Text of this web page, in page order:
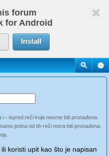
forum
for Android
Install
i - ispred reči koja nesme biti pronađena.
jedna od tih reči mora biti pronađena.
koristi upit kao što je napisan